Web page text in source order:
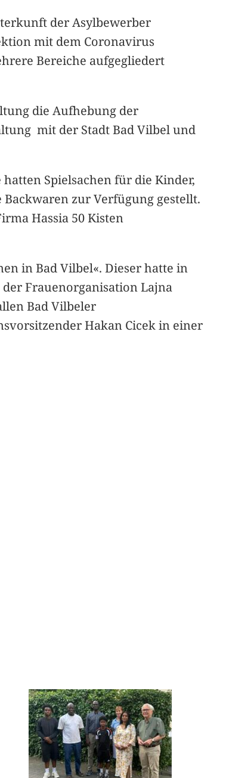
der Asylbewerber
mit dem Coronavirus
Bereiche aufgegliedert
die Aufhebung der
mit der Stadt Bad Vilbel und
Spielsachen für die Kinder,
zur Verfügung gestellt.
Hassia 50 Kisten
in Bad Vilbel«. Dieser hatte in
Frauenorganisation Lajna
Bad Vilbeler
Hakan Cicek in einer